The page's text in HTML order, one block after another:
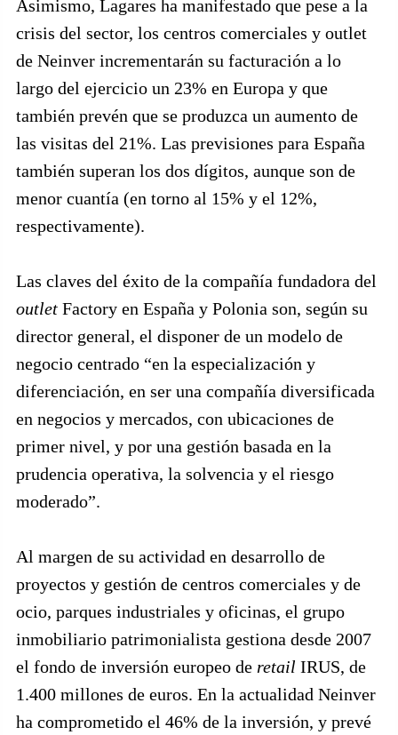
Asimismo, Lagares ha manifestado que pese a la
crisis del sector, los centros comerciales y outlet
de Neinver incrementarán su facturación a lo
largo del ejercicio un 23% en Europa y que
también prevén que se produzca un aumento de
las visitas del 21%. Las previsiones para España
también superan los dos dígitos, aunque son de
menor cuantía (en torno al 15% y el 12%,
respectivamente).
Las claves del éxito de la compañía fundadora del
outlet Factory en España y Polonia son, según su
director general, el disponer de un modelo de
negocio centrado “en la especialización y
diferenciación, en ser una compañía diversificada
en negocios y mercados, con ubicaciones de
primer nivel, y por una gestión basada en la
prudencia operativa, la solvencia y el riesgo
moderado”.
Al margen de su actividad en desarrollo de
proyectos y gestión de centros comerciales y de
ocio, parques industriales y oficinas, el grupo
inmobiliario patrimonialista gestiona desde 2007
el fondo de inversión europeo de retail IRUS, de
1.400 millones de euros. En la actualidad Neinver
ha comprometido el 46% de la inversión, y prevé